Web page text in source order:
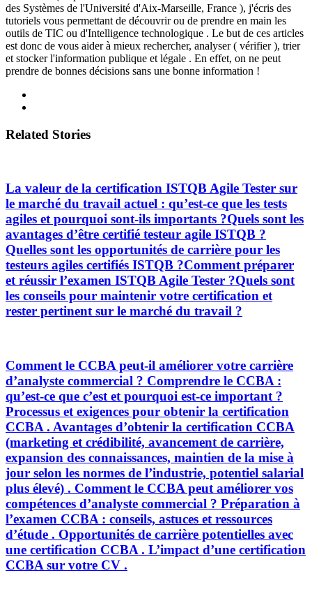
des Systèmes de l'Université d'Aix-Marseille, France ), j'écris des
tutoriels vous permettant de découvrir ou de prendre en main les
outils de TIC ou d'Intelligence technologique . Le but de ces articles
est donc de vous aider à mieux rechercher, analyser ( vérifier ), trier
et stocker l'information publique et légale . En effet, on ne peut
prendre de bonnes décisions sans une bonne information !
Related Stories
La valeur de la certification ISTQB Agile Tester sur
le marché du travail actuel : qu’est-ce que les tests
agiles et pourquoi sont-ils importants ?Quels sont les
avantages d’être certifié testeur agile ISTQB ?
Quelles sont les opportunités de carrière pour les
testeurs agiles certifiés ISTQB ?Comment préparer
et réussir l’examen ISTQB Agile Tester ?Quels sont
les conseils pour maintenir votre certification et
rester pertinent sur le marché du travail ?
Comment le CCBA peut-il améliorer votre carrière
d’analyste commercial ? Comprendre le CCBA :
qu’est-ce que c’est et pourquoi est-ce important ?
Processus et exigences pour obtenir la certification
CCBA . Avantages d’obtenir la certification CCBA
(marketing et crédibilité, avancement de carrière,
expansion des connaissances, maintien de la mise à
jour selon les normes de l’industrie, potentiel salarial
plus élevé) . Comment le CCBA peut améliorer vos
compétences d’analyste commercial ? Préparation à
l’examen CCBA : conseils, astuces et ressources
d’étude . Opportunités de carrière potentielles avec
une certification CCBA . L’impact d’une certification
CCBA sur votre CV .